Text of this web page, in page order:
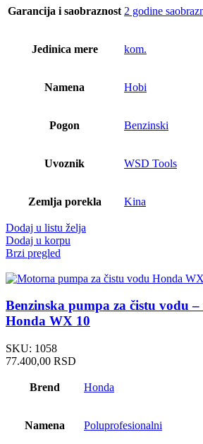
Garancija i saobraznost 2 godine
Jedinica mere kom.
Namena Hobi
Pogon Benzinski
Uvoznik WSD Tools
Zemlja porekla Kina
Dodaj u listu želja
Dodaj u korpu
Brzi pregled
Benzinska pumpa za čistu vodu
Honda WX 10
SKU: 1058
77.400,00 RSD
Brend Honda
Namena Poluprofesionalni